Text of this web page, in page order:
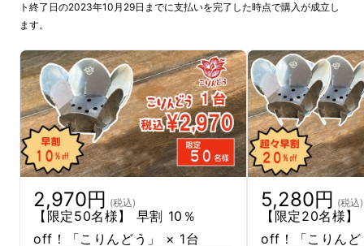
ト終了日の2023年10月29日までに支払いを完了した時点で購入が成立し
ます。
2,970円 (税込)
【限定50名様】 早割 10％
off！「こりんどう」 × 1台
5,280円 (税込)
【限定20名様
off！「こりん